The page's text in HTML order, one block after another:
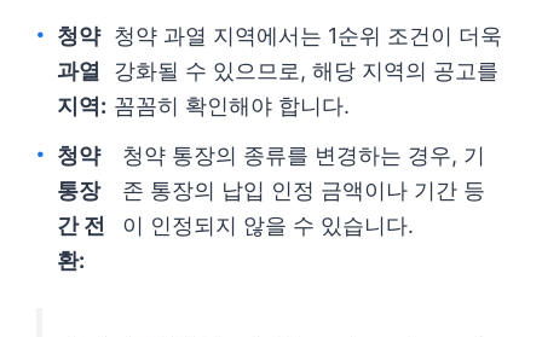
청약
과열
지역:
청약 과열 지역에서는 1순위 조건이 더욱
강화될 수 있으므로, 해당 지역의 공고를
꼼꼼히 확인해야 합니다.
청약
통장
간 전
환:
청약 통장의 종류를 변경하는 경우, 기
존 통장의 납입 인정 금액이나 기간 등
이 인정되지 않을 수 있습니다.